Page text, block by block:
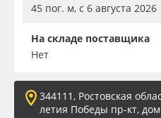
45 пог. м, с 6 августа 2026
На складе поставщика
Нет
344111, Ростовская
летия Победы пр-кт,